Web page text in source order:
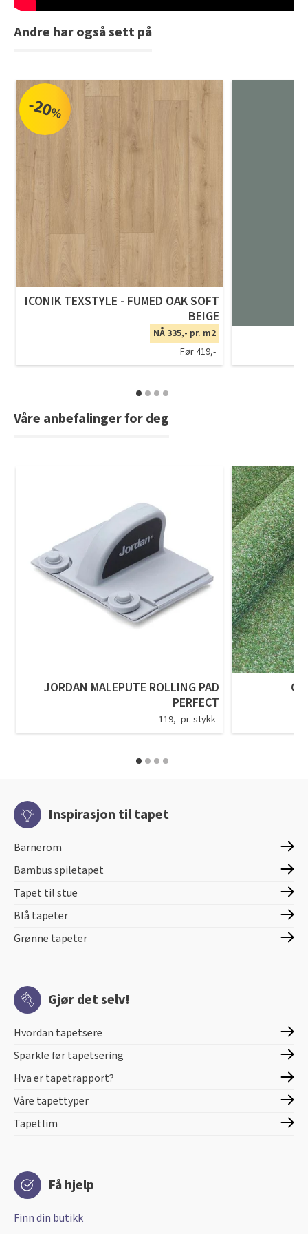
Andre har også sett på
-20%
ICONIK TEXSTYLE - FUMED OAK SOFT
BEIGE
NÅ 335,- pr. m2
Før 419,-
Våre anbefalinger for deg
JORDAN MALEPUTE ROLLING PAD
PERFECT
119,- pr. stykk
Inspirasjon til tapet
Barnerom
Bambus spiletapet
Tapet til stue
Blå tapeter
Grønne tapeter
Gjør det selv!
Hvordan tapetsere
Sparkle før tapetsering
Hva er tapetrapport?
Våre tapettyper
Tapetlim
Få hjelp
Finn din butikk